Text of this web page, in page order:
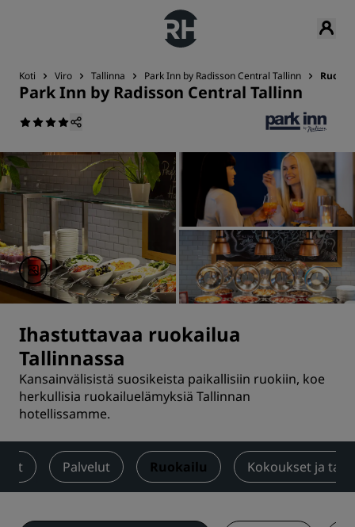
Koti Viro Tallinna Park Inn by Radisson Central Tallinn
Park Inn by Radisson Central Tallinn
Ihastuttavaa ruokailua
Tallinnassa
Kansainvälisistä suosikeista paikallisiin ruokiin, koe
herkullisia ruokailuelämyksiä Tallinnan
hotellissamme.
Palvelut Ruokailu Kokoukset ja